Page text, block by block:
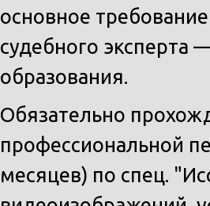
основное
судебного эксперта
образования.
Обязательно
профессиональной
месяцев) по спец.